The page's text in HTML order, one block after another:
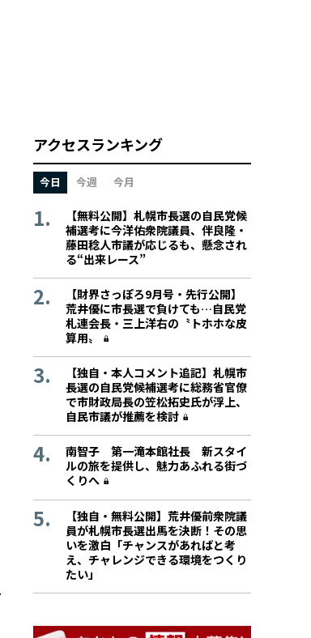
アクセスランキング
今日 今週 今月
【無料公開】札幌市長選の自民党候
補選考に今洋佑衆院議員、伴良隆・
藤田稔人市議が応じるも、懸念され
る“出来レース”
【財界さっぽろ9月号・先行公開】
荒井優に市長選で負けても…自民党
札連会長・三上洋右の〝トホホな皮
算用〟
【独自・本人コメント追記】札幌市
長選の自民党候補選考に総務省官僚
で市財政局長の笠松拓史氏が浮上、
自民市議が推薦を検討
南智子 第一滝本館社長 新スタイ
ルの旅を提供し、魅力あふれる街づ
くりへ
【独自・無料公開】荒井優前衆院議
員が札幌市長選出馬を決断！その思
いを激白「チャンスがあればと考
え、チャレンジできる環境をつくり
たい」